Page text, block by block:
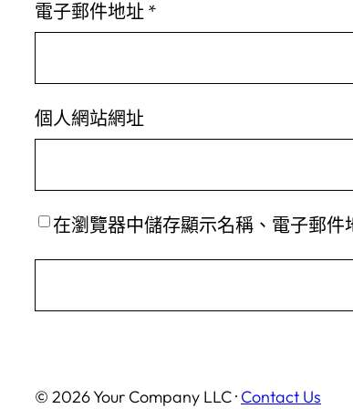
電子郵件地址 *
個人網站網址
在瀏覽器中儲存顯示名稱、電子郵件
© 2026 Your Company LLC · Contact Us